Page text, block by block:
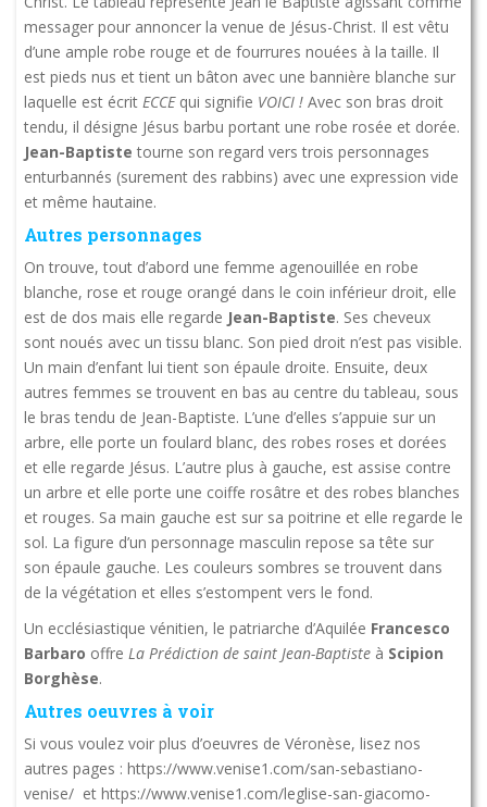
messager pour annoncer la venue de Jésus-Christ. Il est vêtu
d’une ample robe rouge et de fourrures nouées à la taille. Il
est pieds nus et tient un bâton avec une bannière blanche sur
laquelle est écrit ECCEqui signifie VOICI ! Avec son bras droit
tendu, il désigne Jésus barbu portant une robe rosée et dorée.
Jean-Baptiste tourne son regard vers trois personnages
enturbannés (surement des rabbins) avec une expression vide
et même hautaine.
Autres personnages
On trouve, tout d’abord une femme agenouillée en robe
blanche, rose et rouge orangé dans le coin inférieur droit, elle
est de dos mais elle regarde Jean-Baptiste. Ses cheveux
sont noués avec un tissu blanc. Son pied droit n’est pas visible.
Un main d’enfant lui tient son épaule droite. Ensuite, deux
autres femmes se trouvent en bas au centre du tableau, sous
le bras tendu de Jean-Baptiste. L’une d’elles s’appuie sur un
arbre, elle porte un foulard blanc, des robes roses et dorées
et elle regarde Jésus. L’autre plus à gauche, est assise contre
un arbre et elle porte une coiffe rosâtre et des robes blanches
et rouges. Sa main gauche est sur sa poitrine et elle regarde le
sol. La figure d’un personnage masculin repose sa tête sur
son épaule gauche. Les couleurs sombres se trouvent dans
de la végétation et elles s’estompent vers le fond.
Un ecclésiastique vénitien, le patriarche d’Aquilée Francesco
Barbaro offre La Prédiction de saint Jean-Baptiste à Scipion
Borghèse.
Autres oeuvres à voir
Si vous voulez voir plus d’oeuvres de Véronèse, lisez nos
autres pages : https://www.venise1.com/san-sebastiano-
venise/ et https://www.venise1.com/leglise-san-giacomo-